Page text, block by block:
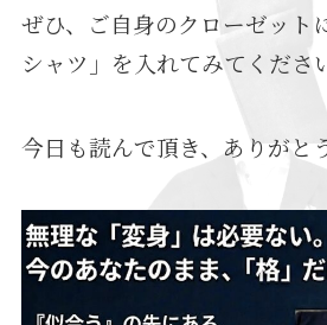
ぜひ、ご自身のクローゼット
シャツ」を入れてみてくださ
今日も読んで頂き、ありがと